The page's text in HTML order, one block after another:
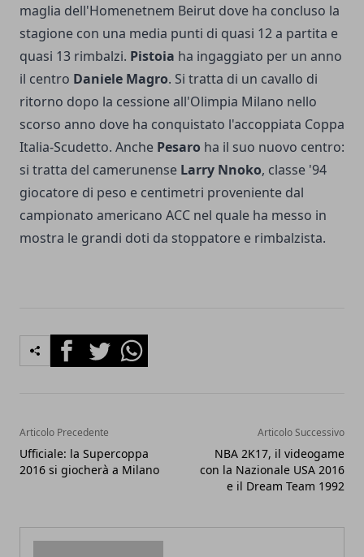
maglia dell'Homenetnem Beirut dove ha concluso la
stagione con una media punti di quasi 12 a partita e
quasi 13 rimbalzi. Pistoia ha ingaggiato per un anno
il centro Daniele Magro. Si tratta di un cavallo di
ritorno dopo la cessione all'Olimpia Milano nello
scorso anno dove ha conquistato l'accoppiata Coppa
Italia-Scudetto. Anche Pesaro ha il suo nuovo centro:
si tratta del camerunense Larry Nnoko, classe '94
giocatore di peso e centimetri proveniente dal
campionato americano ACC nel quale ha messo in
mostra le grandi doti da stoppatore e rimbalzista.
FacebookTwitterWhatsapp
Articolo Precedente
Ufficiale: la Supercoppa
2016 si giocherà a Milano
Articolo Successivo
NBA 2K17, il videogame
con la Nazionale USA 2016
e il Dream Team 1992